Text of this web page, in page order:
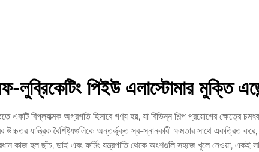
লুব্রিকেটিং পিইউ এলাস্টোমার মুক্তি
একটি বিপ্লবাত্মক অগ্রগতি হিসাবে গণ্য হয়, যা বিভিন্ন শিল্প প্রয়োগের ক্ষেত্রে
যান্ত্রিক বৈশিষ্ট্যগুলিকে অন্তর্ভুক্ত স্ব-স্নানকারী ক্ষমতার সাথে একত্রিত
কাজ হল ছাঁচ, ডাই এবং ফর্মিং যন্ত্রপাতি থেকে অংশগুলি সহজে খুলে নেওয়া, একই